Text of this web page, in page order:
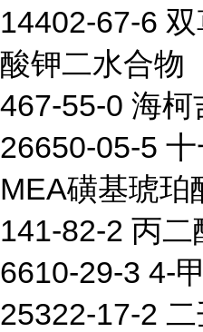
14402-67-6
酸钾二水合物
467-55-0 海柯
26650-05-5
MEA磺基琥珀
141-82-2 丙二
6610-29-3 4-
25322-17-2